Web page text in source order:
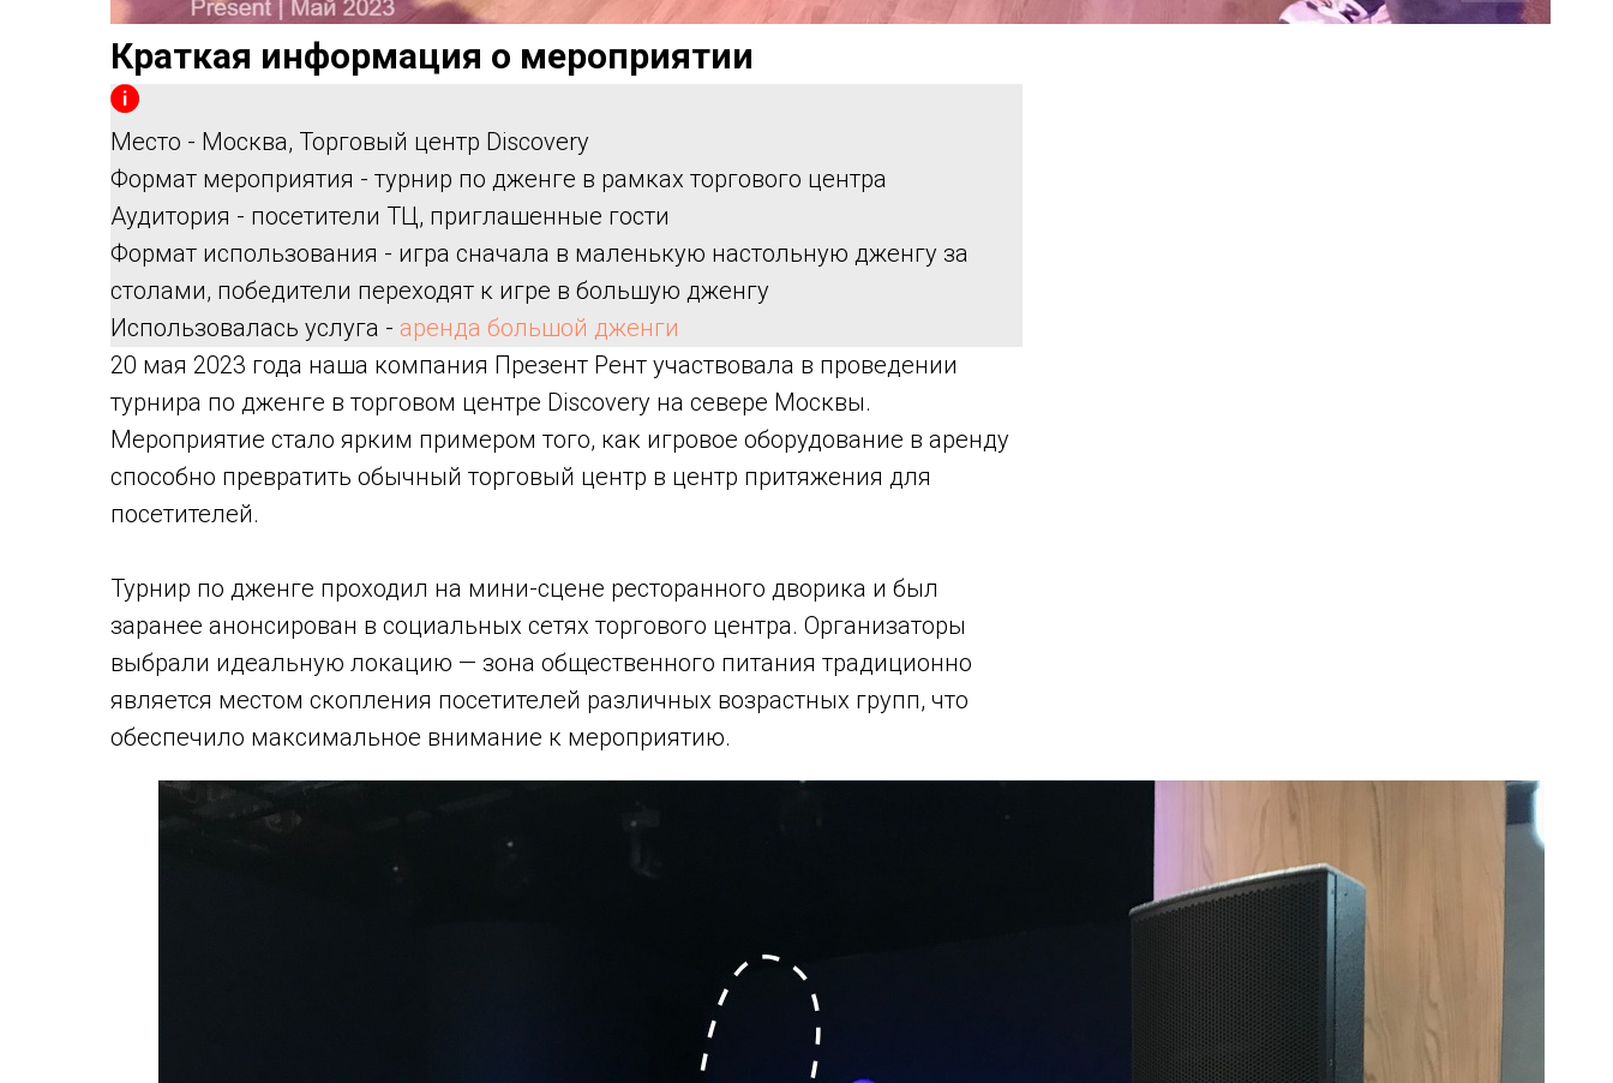
Краткая информация о мероприятии
Место - Москва, Торговый центр Discovery
Формат мероприятия - турнир по дженге в рамках торгового центра
Аудитория - посетители ТЦ, приглашенные гости
Формат использования - игра сначала в маленькую настольную дженгу за
столами, победители переходят к игре в большую дженгу
Использовалась услуга - аренда большой дженги
20 мая 2023 года наша компания Презент Рент участвовала в проведении
турнира по дженге в торговом центре Discovery на севере Москвы.
Мероприятие стало ярким примером того, как игровое оборудование в аренду
способно превратить обычный торговый центр в центр притяжения для
посетителей.
Турнир по дженге проходил на мини-сцене ресторанного дворика и был
заранее анонсирован в социальных сетях торгового центра. Организаторы
выбрали идеальную локацию — зона общественного питания традиционно
является местом скопления посетителей различных возрастных групп, что
обеспечило максимальное внимание к мероприятию.